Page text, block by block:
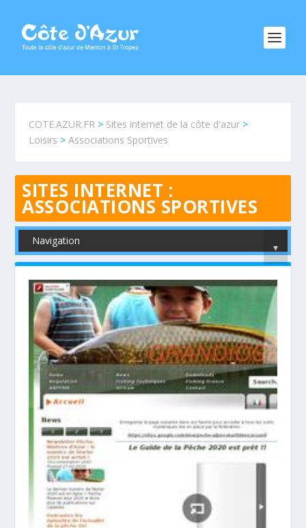
COTE.AZUR.FR > Sites internet de la côte d'azur >
Loisirs >Associations Sportives
SITES INTERNET :
ASSOCIATIONS SPORTIVES
Navigation
▾